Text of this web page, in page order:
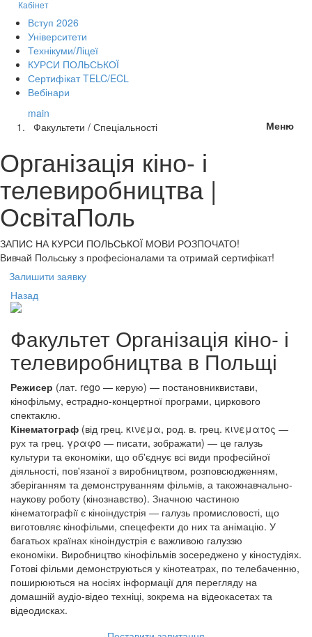
Кабінет
Вступ 2026
Університети
Технікуми/Ліцеї
КУРСИ ПОЛЬСЬКОЇ
Сертифікат TELC/ECL
Вебінари
Меню
main
Факультети / Спеціальності
Організація кіно- і
телевиробництва |
ОсвітаПоль
ЗАПИС НА КУРСИ ПОЛЬСЬКОЇ МОВИ РОЗПОЧАТО!
Вивчай Польську з професіоналами та отримай сертифікат!
Залишити заявку
Назад
Факультет Організація кіно- і
телевиробництва в Польщі
Режисер (лат. rego — керую) — постановниквистави,
кінофільму, естрадно-концертної програми, циркового
спектаклю.
Кінематограф (від грец. κινεμα, род. в. грец. κινεματος —
рух та грец. γραφο — писати, зображати) — це галузь
культури та економіки, що об'єднує всі види професійної
діяльності, пов'язаної з виробництвом, розповсюдженням,
зберіганням та демонструванням фільмів, а такожнавчально-
наукову роботу (кінознавство). Значною частиною
кінематографії є кіноіндустрія — галузь промисловості, що
виготовляє кінофільми, спецефекти до них та анімацію. У
багатьох країнах кіноіндустрія є важливою галуззю
економіки. Виробництво кінофільмів зосереджено у кіностудіях.
Готові фільми демонструються у кінотеатрах, по телебаченню,
поширюються на носіях інформації для перегляду на
домашній аудіо-відео техніці, зокрема на відеокасетах та
відеодисках.